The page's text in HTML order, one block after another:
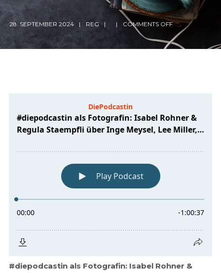
28. SEPTEMBER 2024 REG COMMENTS OFF
#diepodcastin als Fotografin: Isabel Rohner &